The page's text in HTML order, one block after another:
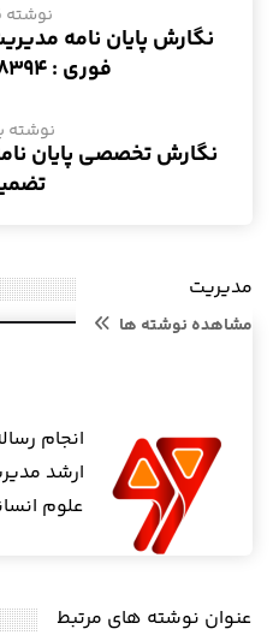
نوشته
نگارش پایان نامه
فوری : ۰۹۳۹۷۴۸۸۳۹۴
نوشته
نگارش تخصصی پایان
مدیریت
مشاهده نوشته ها
انجام
ارشد
علوم
عنوان ‫نوشته های مرتبط